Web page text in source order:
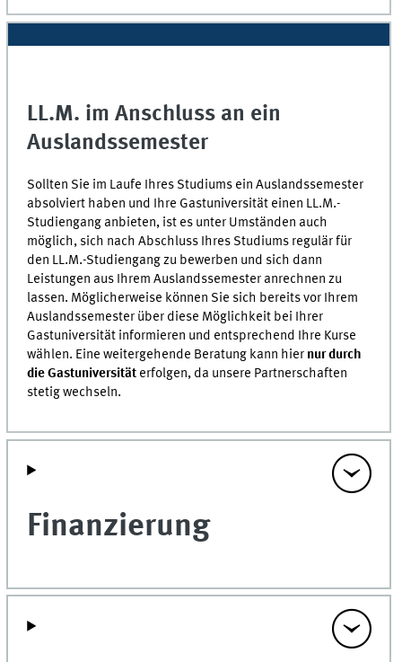
LL.M. im Anschluss an ein
Auslandssemester
Sollten Sie im Laufe Ihres Studiums ein Auslandssemester
absolviert haben und Ihre Gastuniversität einen LL.M.-
Studiengang anbieten, ist es unter Umständen auch
möglich, sich nach Abschluss Ihres Studiums regulär für
den LL.M.-Studiengang zu bewerben und sich dann
Leistungen aus Ihrem Auslandssemester anrechnen zu
lassen. Möglicherweise können Sie sich bereits vor Ihrem
Auslandssemester über diese Möglichkeit bei Ihrer
Gastuniversität informieren und entsprechend Ihre Kurse
wählen. Eine weitergehende Beratung kann hier nur durch
die Gastuniversität erfolgen, da unsere Partnerschaften
stetig wechseln.
Finanzierung